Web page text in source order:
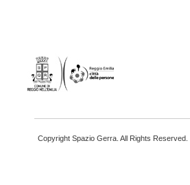
Copyright Spazio Gerra. All Rights Reserved.